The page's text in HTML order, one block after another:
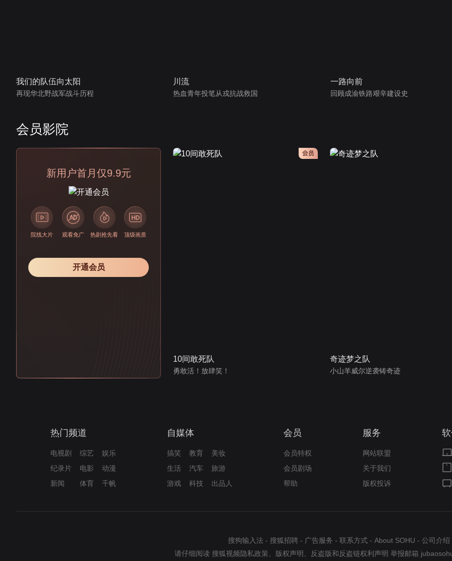
我们的队伍向太阳
再现华北野战军战斗历程
川流
热血青年投笔从戎抗战救国
一路向前
回顾成渝铁路艰辛建设史
会员影院
新用户首月仅9.9元
院线大片 观看免广 热剧抢先看 顶级画质
开通会员
会员
10间敢死队
勇敢活！放肆笑！
奇迹梦之队
小山羊威尔逆袭铸奇迹
热门频道
电视剧 综艺
娱乐
纪录片
电影
动漫
新闻
体育 千帆
自媒体
搞笑 教育
美妆
生活
汽车
旅游
游戏
科技 出品人
会员
会员特权
会员剧场
帮助
服务
网站联盟
关于我们
版权投诉
搜狗输入法 - 搜狐招聘 - 广告服务 - 联系方式 - About SOHU - 公司介绍
请仔细阅读 搜狐视频隐私政策 版权声明 反盗版和反盗链权利声明 举报邮箱